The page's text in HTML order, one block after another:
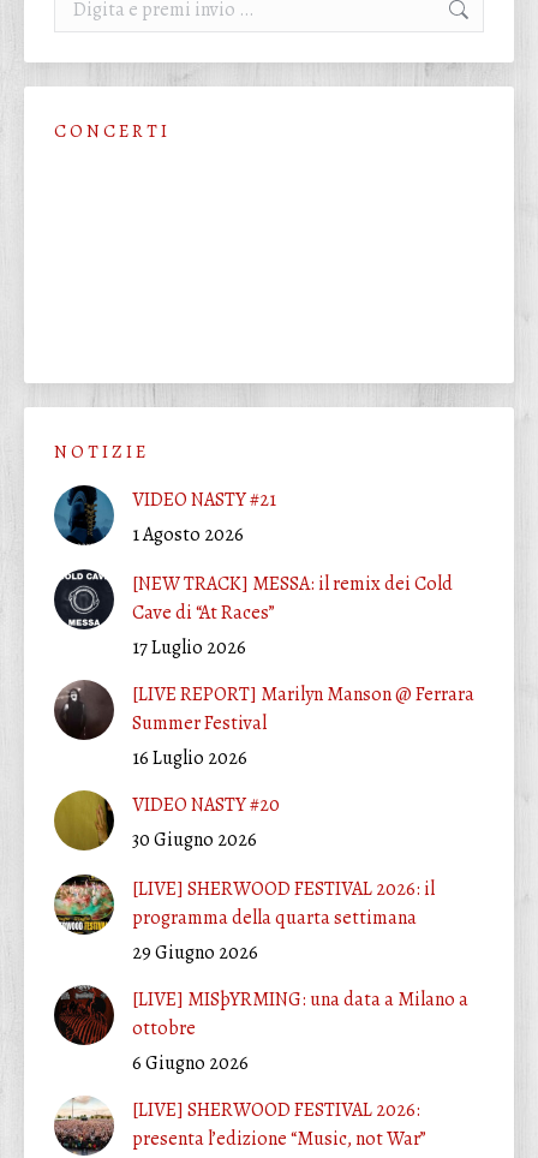
C O N C E R T I
N O T I Z I E
VIDEO NASTY #21
1 Agosto 2026
[NEW TRACK] MESSA: il remix dei Cold
Cave di “At Races”
17 Luglio 2026
[LIVE REPORT] Marilyn Manson @ Ferrara
Summer Festival
16 Luglio 2026
VIDEO NASTY #20
30 Giugno 2026
[LIVE] SHERWOOD FESTIVAL 2026: il
programma della quarta settimana
29 Giugno 2026
[LIVE] MISþYRMING: una data a Milano a
ottobre
6 Giugno 2026
[LIVE] SHERWOOD FESTIVAL 2026:
presenta l’edizione “Music, not War”